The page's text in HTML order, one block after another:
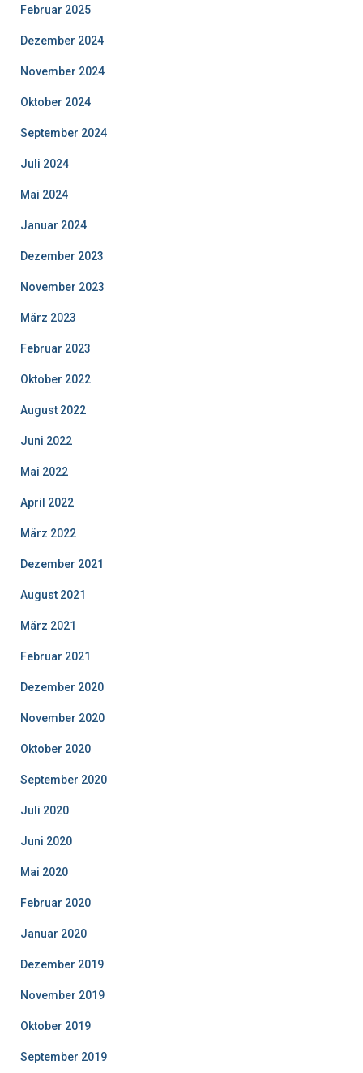
Februar 2025
Dezember 2024
November 2024
Oktober 2024
September 2024
Juli 2024
Mai 2024
Januar 2024
Dezember 2023
November 2023
März 2023
Februar 2023
Oktober 2022
August 2022
Juni 2022
Mai 2022
April 2022
März 2022
Dezember 2021
August 2021
März 2021
Februar 2021
Dezember 2020
November 2020
Oktober 2020
September 2020
Juli 2020
Juni 2020
Mai 2020
Februar 2020
Januar 2020
Dezember 2019
November 2019
Oktober 2019
September 2019